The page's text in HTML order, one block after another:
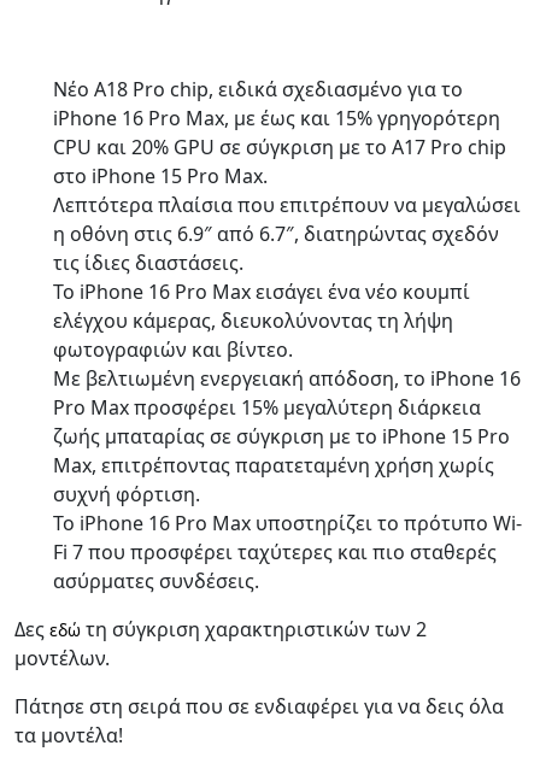
Νέο A18 Pro chip, ειδικά σχεδιασμένο για το
iPhone 16 Pro Max, με έως και 15% γρηγορότερη
CPU και 20% GPU σε σύγκριση με το A17 Pro chip
στο iPhone 15 Pro Max.
Λεπτότερα πλαίσια που επιτρέπουν να μεγαλώσει
η οθόνη στις 6.9″ από 6.7″, διατηρώντας σχεδόν
τις ίδιες διαστάσεις.
Το iPhone 16 Pro Max εισάγει ένα νέο κουμπί
ελέγχου κάμερας, διευκολύνοντας τη λήψη
φωτογραφιών και βίντεο.
Με βελτιωμένη ενεργειακή απόδοση, το iPhone 16
Pro Max προσφέρει 15% μεγαλύτερη διάρκεια
ζωής μπαταρίας σε σύγκριση με το iPhone 15 Pro
Max, επιτρέποντας παρατεταμένη χρήση χωρίς
συχνή φόρτιση.
Το iPhone 16 Pro Max υποστηρίζει το πρότυπο Wi-
Fi 7 που προσφέρει ταχύτερες και πιο σταθερές
ασύρματες συνδέσεις.
Δες εδώ τη σύγκριση χαρακτηριστικών των 2
μοντέλων.
Πάτησε στη σειρά που σε ενδιαφέρει για να δεις όλα
τα μοντέλα!